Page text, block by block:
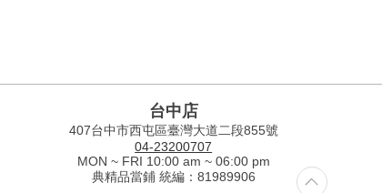
台中店
407台中市西屯區臺灣大道二段855號
04-23200707
MON ~ FRI 10:00 am ~ 06:00 pm
典精品當鋪 統編：81989906